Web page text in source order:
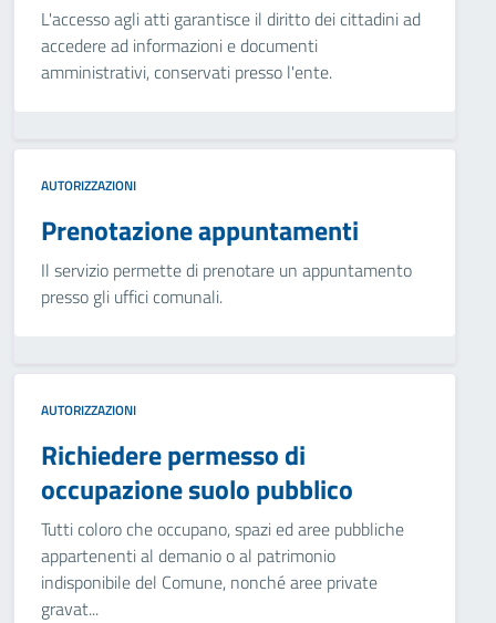
L'accesso agli atti garantisce il diritto dei cittadini ad
accedere ad informazioni e documenti
amministrativi, conservati presso l'ente.
AUTORIZZAZIONI
Prenotazione appuntamenti
Il servizio permette di prenotare un appuntamento
presso gli uffici comunali.
AUTORIZZAZIONI
Richiedere permesso di
occupazione suolo pubblico
Tutti coloro che occupano, spazi ed aree pubbliche
appartenenti al demanio o al patrimonio
indisponibile del Comune, nonché aree private
gravat...